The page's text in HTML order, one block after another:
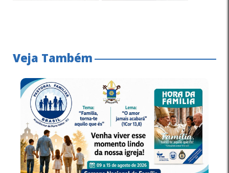
Veja Também